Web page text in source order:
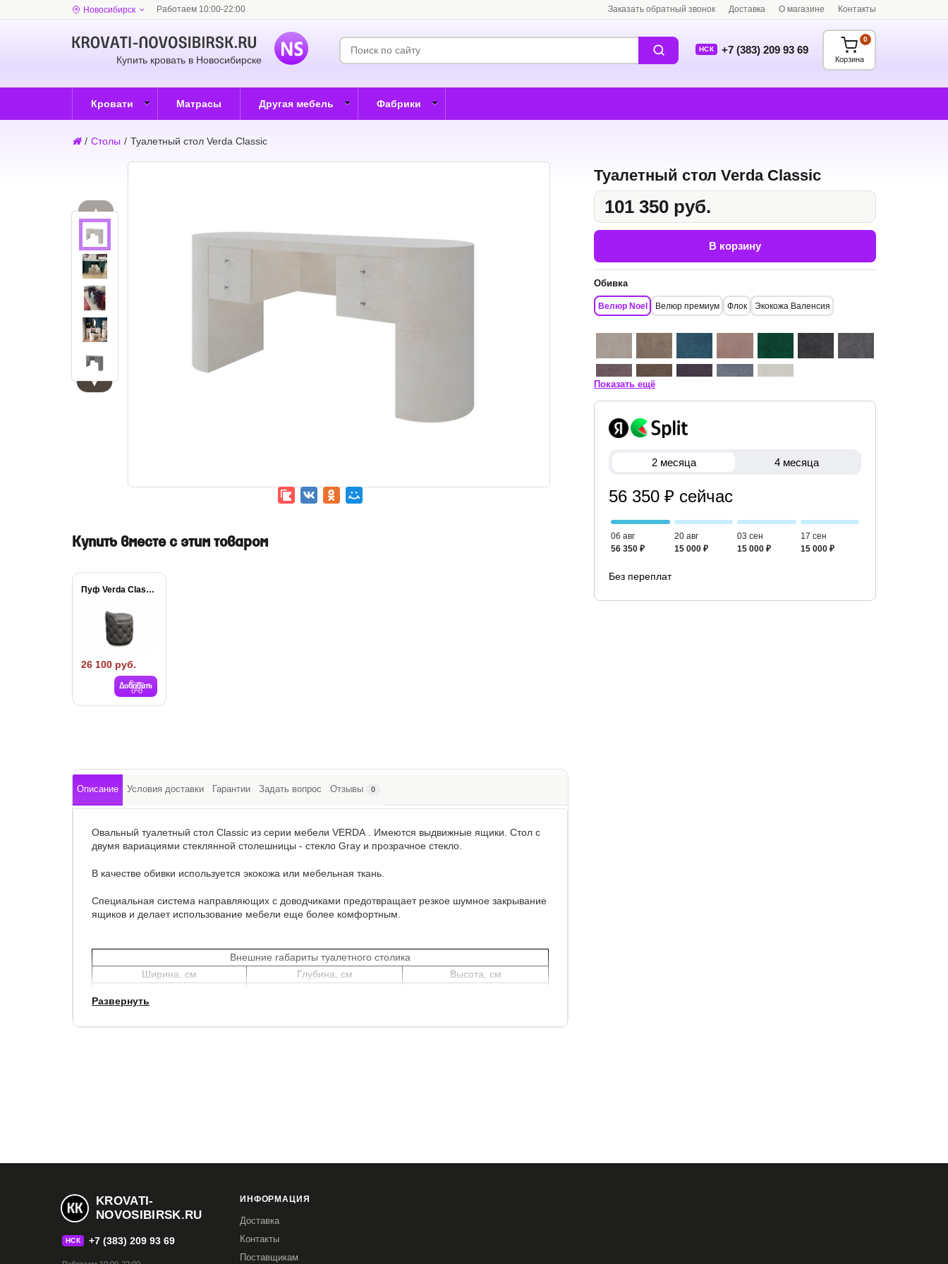
Новосибирск Работаем 10:00-22:00 Заказать обратный звонок Доставка О магазине Контакты
Купить кровать в Новосибирске
НСК +7 (383) 209 93 69
Корзина
0
Кровати Матрасы Другая мебель Фабрики
/ Столы / Туалетный стол Verda Classic
▲
▼
Туалетный стол Verda Classic
101 350 руб.
В корзину
Обивка
Велюр Noel Велюр премиум Флок Экокожа Валенсия
Показать ещё
2 месяца 4 месяца
56 350 ₽ сейчас
06 авг
56 350 ₽
20 авг
15 000 ₽
03 сен
15 000 ₽
17 сен
15 000 ₽
Без переплат
Купить вместе с этим товаром
Пуф Verda Classic
26 100 руб.
Добавить
Описание Условия доставки Гарантии Задать вопрос Отзывы 0
Овальный туалетный стол Classic из серии мебели VERDA . Имеются выдвижные ящики. Стол с
двумя вариациями стеклянной столешницы - стекло Gray и прозрачное стекло.
В качестве обивки используется экокожа или мебельная ткань.
Специальная система направляющих с доводчиками предотвращает резкое шумное закрывание
ящиков и делает использование мебели еще более комфортным.
Внешние габариты туалетного столика
Ширина, см
Глубина, см
Высота, см
Развернуть
KROVATI-
NOVOSIBIRSK.RU
НСК +7 (383) 209 93 69
ИНФОРМАЦИЯ
Доставка
Контакты
Поставщикам